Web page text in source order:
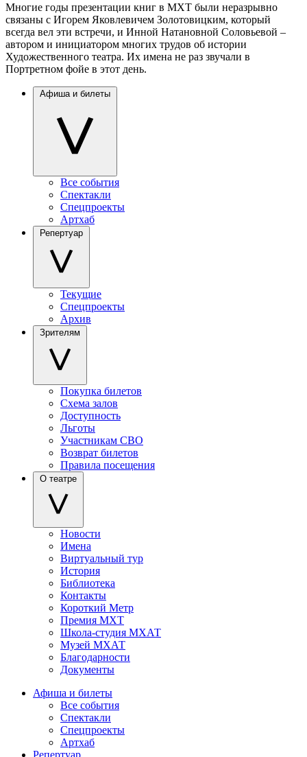
Многие годы презентации книг в МХТ были неразрывно
связаны с Игорем Яковлевичем Золотовицким, который
всегда вел эти встречи, и Инной Натановной Соловьевой –
автором и инициатором многих трудов об истории
Художественного театра. Их имена не раз звучали в
Портретном фойе в этот день.
Афиша и билеты
Все события
Спектакли
Спецпроекты
Артхаб
Репертуар
Текущие
Спецпроекты
Архив
Зрителям
Покупка билетов
Схема залов
Доступность
Льготы
Участникам СВО
Возврат билетов
Правила посещения
О театре
Новости
Имена
Виртуальный тур
История
Библиотека
Контакты
Короткий Метр
Премия МХТ
Школа-студия МХАТ
Музей МХАТ
Благодарности
Документы
Афиша и билеты
Все события
Спектакли
Спецпроекты
Артхаб
Репертуар